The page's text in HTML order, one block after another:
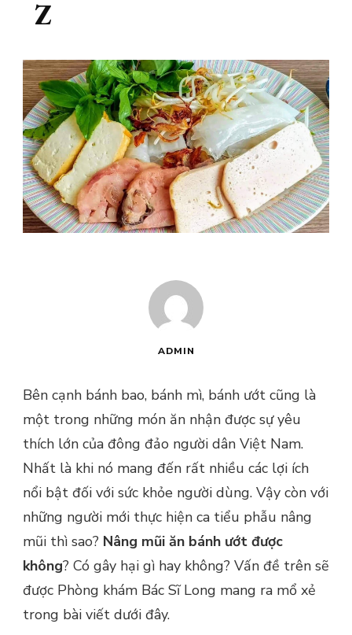
Z
ADMIN
Bên cạnh bánh bao, bánh mì, bánh ướt cũng là
một trong những món ăn nhận được sự yêu
thích lớn của đông đảo người dân Việt Nam.
Nhất là khi nó mang đến rất nhiều các lợi ích
nổi bật đối với sức khỏe người dùng. Vậy còn với
những người mới thực hiện ca tiểu phẫu nâng
mũi thì sao? Nâng mũi ăn bánh ướt được
không? Có gây hại gì hay không? Vấn đề trên sẽ
được Phòng khám Bác Sĩ Long mang ra mổ xẻ
trong bài viết dưới đây.